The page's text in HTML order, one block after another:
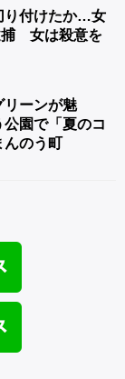
り付けたか…女
捕 女は殺意を
リーンが魅
園で「夏のコ
のう町